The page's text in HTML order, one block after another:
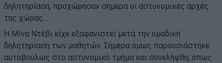
δηλητηρίαση, προχώρησαν σήμερα οι αστυνομικές αρχές
της χώρας...
Η Μίνα Ντέβι είχε εξαφανιστεί μετά την ομαδική
δηλητηρίαση των μαθητών. Σήμερα όμως παρουσιάστηκε
αυτοβούλως στο αστυνομικό τμήμα και συνελήφθη, όπως